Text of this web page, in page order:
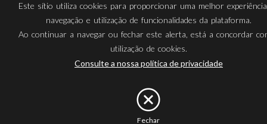
Este sítio utiliza cookies para proporcionar uma melhor
navegação e utilização de funcionalidades da plataforma.
Ao continuar a navegar ou fechar este alerta, está a concordar
utilização de cookies.
Consulte a nossa política de privacidade
Fechar